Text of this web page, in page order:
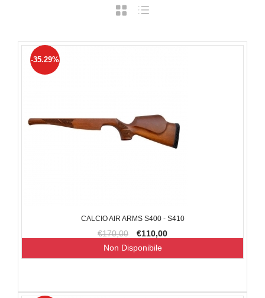
CALCIO AIR ARMS S400 - S410
€170,00 €110,00
-35.29%
Non Disponibile